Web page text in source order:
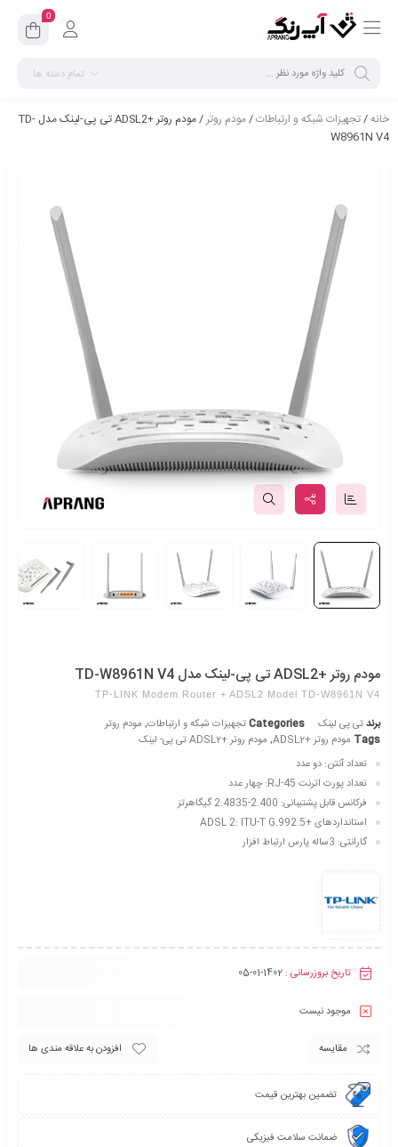
0
تمام دسته ها
خانه/تجهیزات شبکه و ارتباطات/مودم روتر
/ مودم روتر +ADSL2 تی پی-لینک مدل TD-
W8961N V4
مودم روتر +ADSL2 تی پی-لینک مدل TD-W8961N V4
TP-LINK Modem Router + ADSL2 Model TD-W8961N V4
برندتی پی لینک Categoriesتجهیزات شبکه و ارتباطات, مودم روتر
Tags مودم روتر +ADSL2 , مودم روتر +ADSL2 تی پی- لینک
تعداد آنتن: دو عدد
تعداد پورت اترنت RJ-45: چهار عدد
فرکانس قابل پشتیبانی: 2.400-2.4835 گیگاهرتز
استانداردهای +ADSL 2: ITU-T G.992.5
گارانتی: 3ساله پارس ارتباط افزار
تاریخ بروزرسانی : 1402-01-05
موجود نیست
مقایسه افزودن به علاقه مندی ها
تضمین بهترین قیمت
ضمانت سلامت فیزیکی